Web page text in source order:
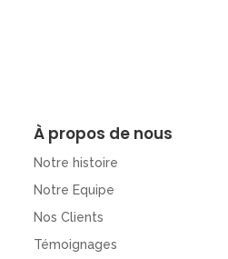
À propos de nous
Notre histoire
Notre Equipe
Nos Clients
Témoignages